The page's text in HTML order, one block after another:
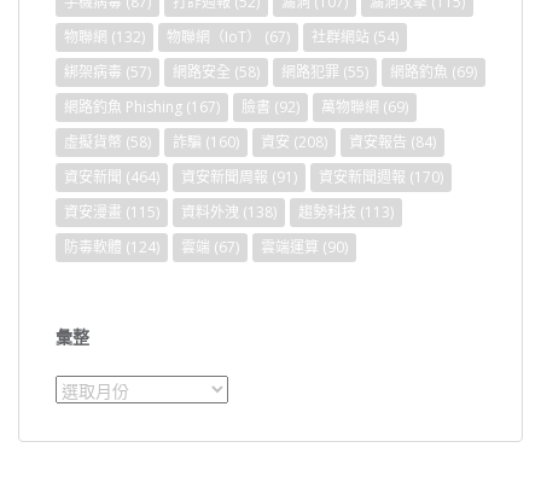
物聯網 (132) 物聯網（IoT） (67) 社群網站 (54)
綁架病毒 (57) 網路安全 (58) 網路犯罪 (55) 網路釣魚 (69)
網路釣魚 Phishing (167) 臉書 (92) 萬物聯網 (69)
虛擬貨幣 (58) 詐騙 (160) 資安 (208) 資安報告 (84)
資安新聞 (464) 資安新聞周報 (91) 資安新聞週報 (170)
資安漫畫 (115) 資料外洩 (138) 趨勢科技 (113)
防毒軟體 (124) 雲端 (67) 雲端運算 (90)
彙整
彙